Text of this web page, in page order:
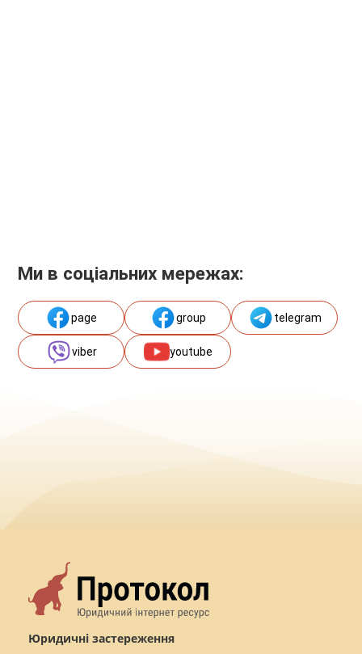
Ми в соціальних мережах:
page group telegram
viber youtube
Юридичні застереження